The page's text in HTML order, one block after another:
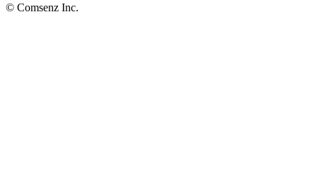
© Comsenz Inc.